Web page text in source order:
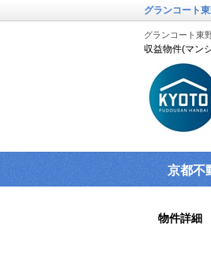
グランコート
グランコート東
収益物件(マン
京都不
物件詳細